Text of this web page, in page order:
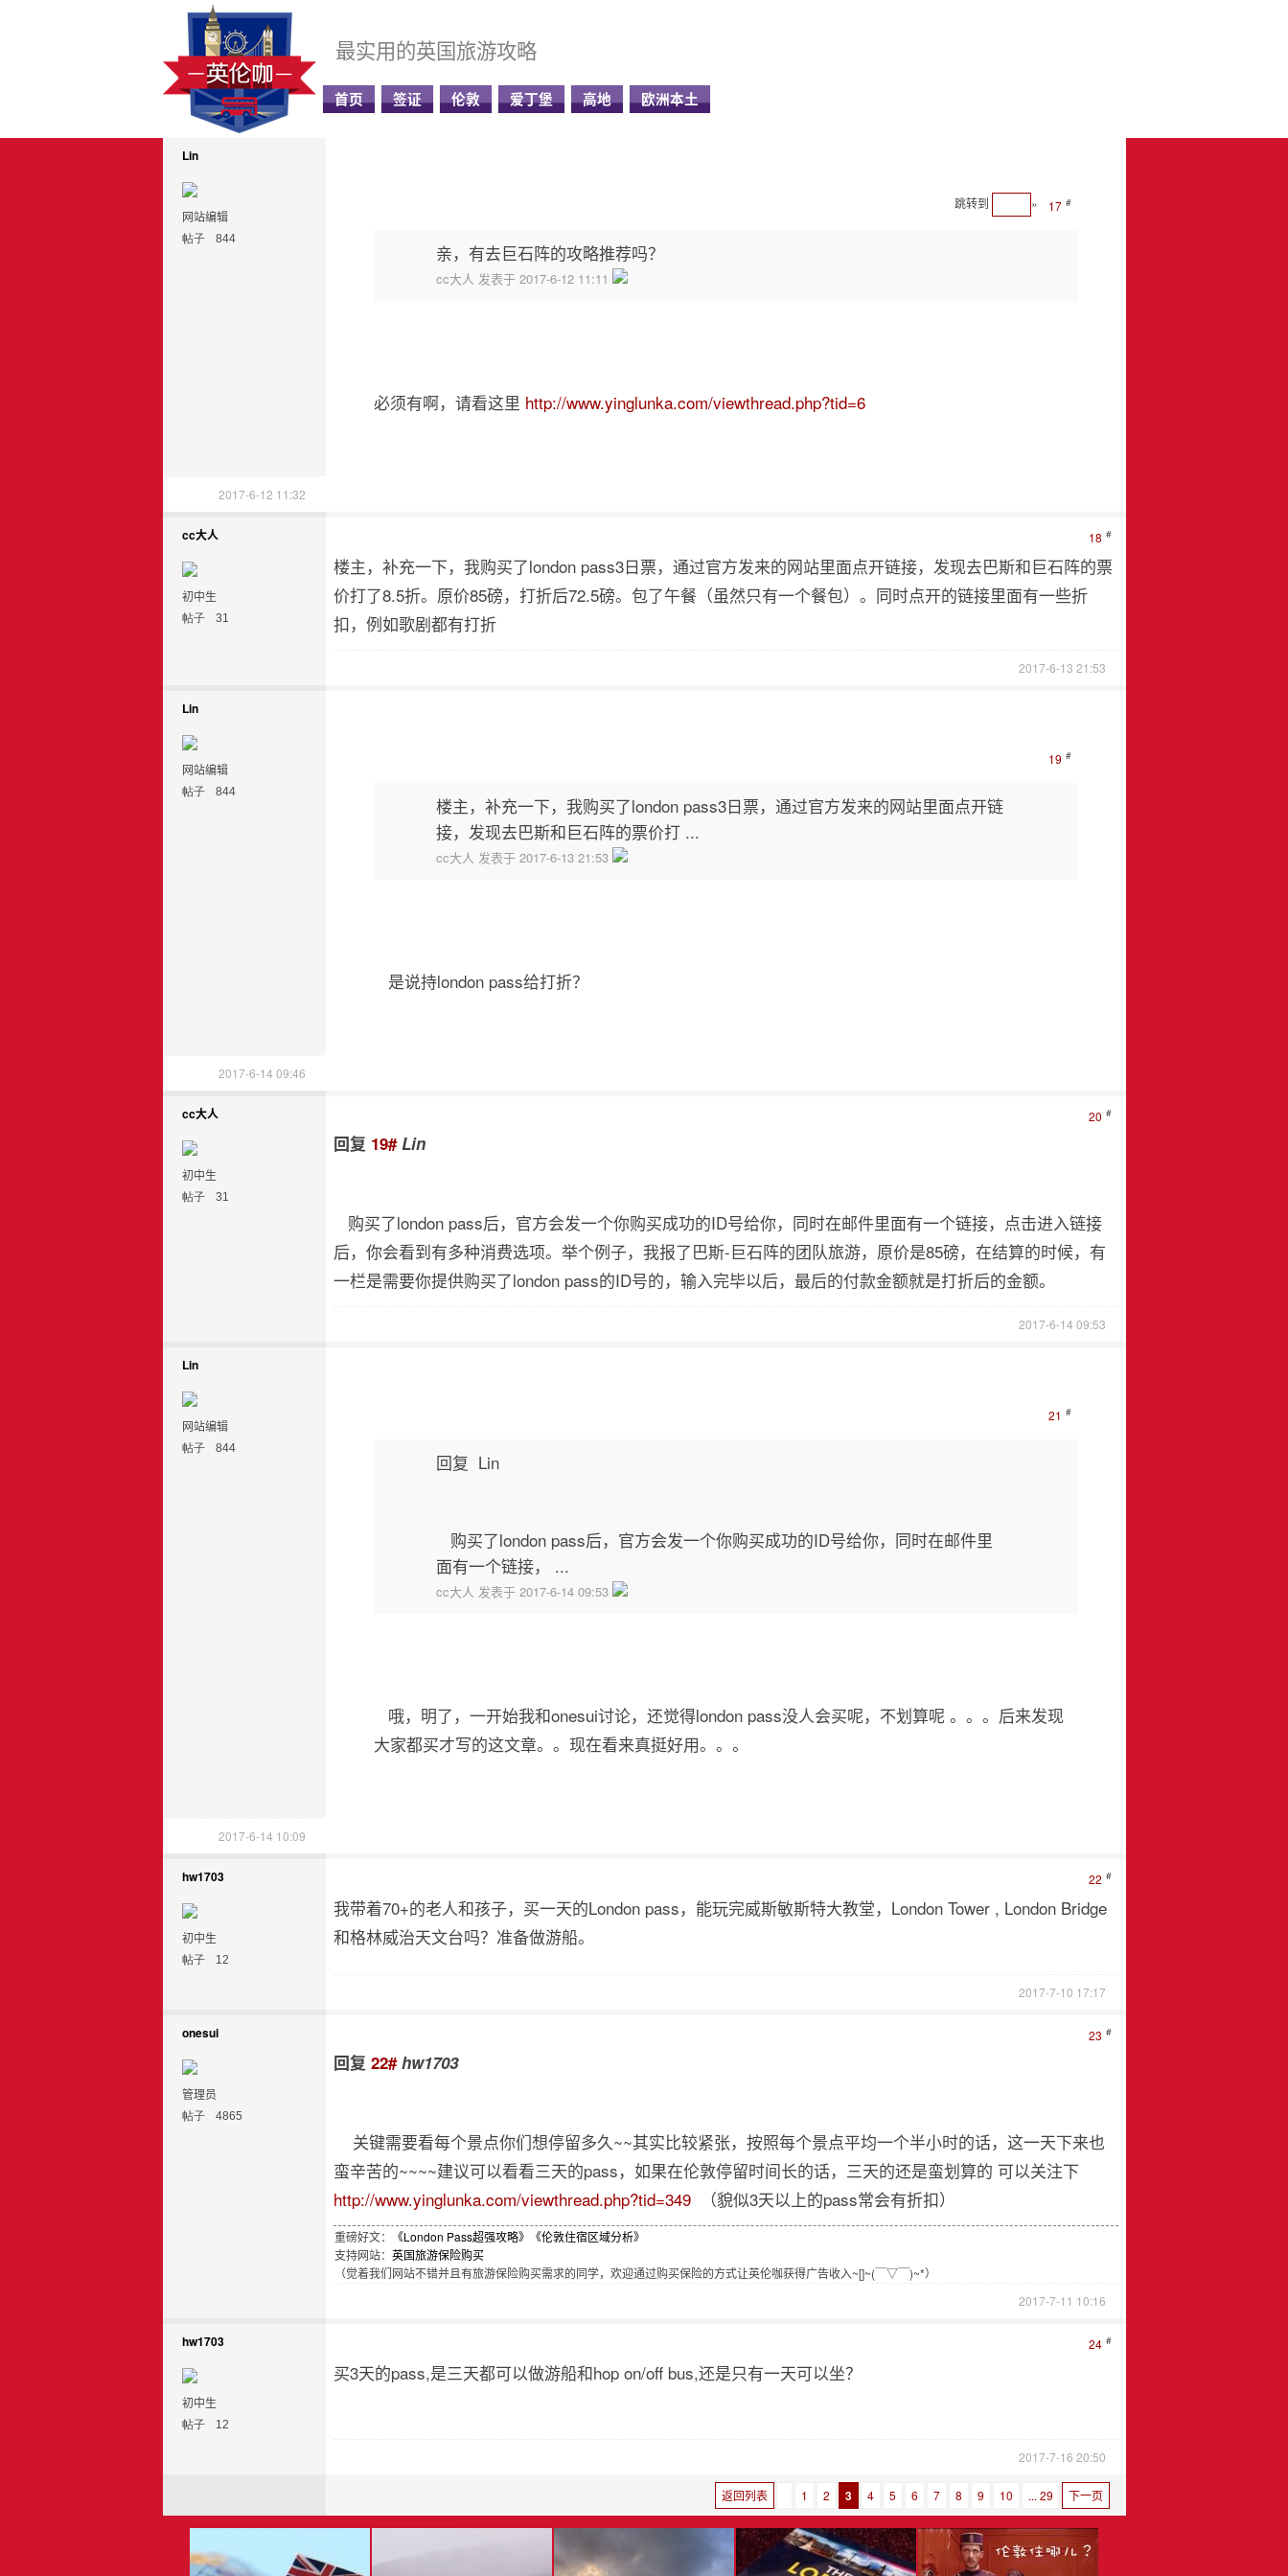
最实用的英国旅游攻略
首页 签证 伦敦 爱丁堡 高地 欧洲本土
Lin
网站编辑
帖子 844
17 #
跳转到 »
亲，有去巨石阵的攻略推荐吗？
cc大人 发表于 2017-6-12 11:11
必须有啊，请看这里 http://www.yinglunka.com/viewthread.php?tid=6
2017-6-12 11:32
cc大人
初中生
帖子 31
18 #
楼主，补充一下，我购买了london pass3日票，通过官方发来的网站里面点开链接，发现去巴斯和巨石阵的票
价打了8.5折。原价85磅，打折后72.5磅。包了午餐（虽然只有一个餐包）。同时点开的链接里面有一些折
扣，例如歌剧都有打折
2017-6-13 21:53
Lin
网站编辑
帖子 844
19 #
楼主，补充一下，我购买了london pass3日票，通过官方发来的网站里面点开链
接，发现去巴斯和巨石阵的票价打 ...
cc大人 发表于 2017-6-13 21:53
是说持london pass给打折？
2017-6-14 09:46
cc大人
初中生
帖子 31
20 #
回复 19# Lin
购买了london pass后，官方会发一个你购买成功的ID号给你，同时在邮件里面有一个链接，点击进入链接
后，你会看到有多种消费选项。举个例子，我报了巴斯-巨石阵的团队旅游，原价是85磅，在结算的时候，有
一栏是需要你提供购买了london pass的ID号的，输入完毕以后，最后的付款金额就是打折后的金额。
2017-6-14 09:53
Lin
网站编辑
帖子 844
21 #
回复 Lin
购买了london pass后，官方会发一个你购买成功的ID号给你，同时在邮件里
面有一个链接， ...
cc大人 发表于 2017-6-14 09:53
哦，明了，一开始我和onesui讨论，还觉得london pass没人会买呢，不划算呢 。。。后来发现
大家都买才写的这文章。。现在看来真挺好用。。。
2017-6-14 10:09
hw1703
初中生
帖子 12
22 #
我带着70+的老人和孩子，买一天的London pass，能玩完威斯敏斯特大教堂，London Tower , London Bridge
和格林威治天文台吗？准备做游船。
2017-7-10 17:17
onesui
管理员
帖子 4865
23 #
回复 22# hw1703
关键需要看每个景点你们想停留多久~~其实比较紧张，按照每个景点平均一个半小时的话，这一天下来也
蛮辛苦的~~~~建议可以看看三天的pass，如果在伦敦停留时间长的话，三天的还是蛮划算的 可以关注下
http://www.yinglunka.com/viewthread.php?tid=349（貌似3天以上的pass常会有折扣）
重磅好文： 《London Pass超强攻略》
《伦敦住宿区域分析》
支持网站： 英国旅游保险购买
（觉着我们网站不错并且有旅游保险购买需求的同学，欢迎通过购买保险的方式让英伦咖获得广告收入~[]~(￣▽￣)~*）
2017-7-11 10:16
hw1703
初中生
帖子 12
24 #
买3天的pass,是三天都可以做游船和hop on/off bus,还是只有一天可以坐？
2017-7-16 20:50
1 2 3 4 5 6 7 8 9 10 ... 29 下一页
返回列表